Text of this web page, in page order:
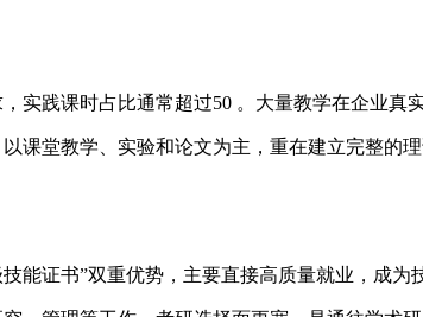
实践课时占比通常超过50 。大量教学在企业真
课堂教学、实验和论文为主，重在建立完整的理
能证书”双重优势，主要直接高质量就业，成为